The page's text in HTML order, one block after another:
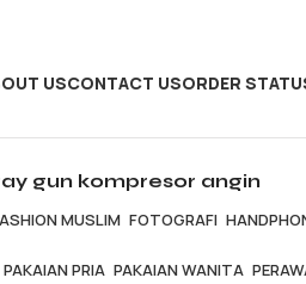
USCONTACT USORDER
gun kompresor angin
MUSLIM FOTOGRAFI
PAKAIAN PRIA PAKAIAN WANITA